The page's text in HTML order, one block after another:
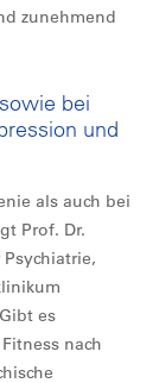
zunehmend
bei
und
als auch bei
Prof. Dr.
es
nach